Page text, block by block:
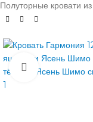
Полуторные кровати
Нажмите,